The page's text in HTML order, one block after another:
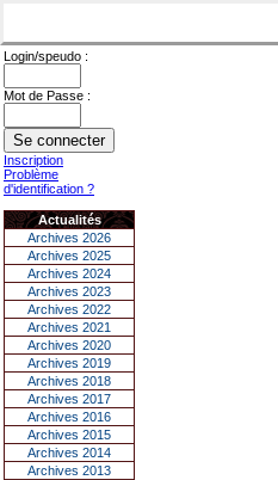
Login/speudo :
Mot de Passe :
Inscription
Problème
d'identification ?
Actualités
Archives 2026
Archives 2025
Archives 2024
Archives 2023
Archives 2022
Archives 2021
Archives 2020
Archives 2019
Archives 2018
Archives 2017
Archives 2016
Archives 2015
Archives 2014
Archives 2013